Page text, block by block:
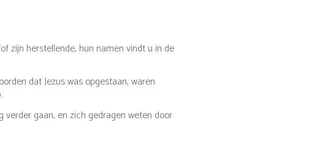
zijn herstellende, hun namen vindt u in de
dat Jezus was opgestaan, waren
gaan, en zich gedragen weten door